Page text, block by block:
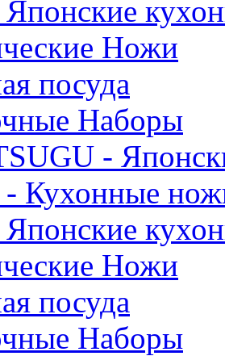
Ножи
посуда
Наборы
-
- Кухонные
Ножи
посуда
Наборы